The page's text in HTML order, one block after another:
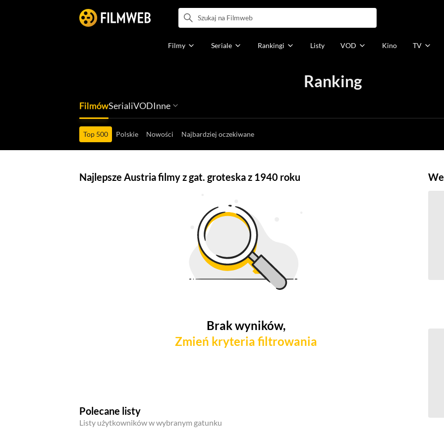
Filmy Seriale Rankingi Listy VOD Kino TV
Ranking
Filmów Seriali VOD Inne
Top 500 Polskie Nowości Najbardziej oczekiwane
Najlepsze Austria filmy z gat. groteska z 1940 roku
Brak wyników,
Zmień kryteria filtrowania
Polecane listy
Listy użytkowników w wybranym gatunku